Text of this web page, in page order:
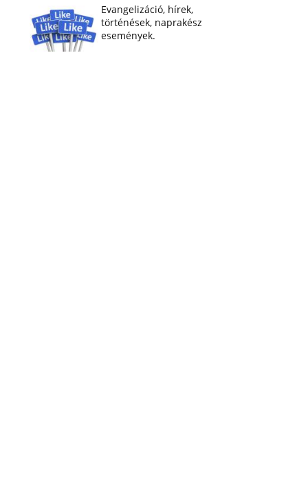
Evangelizáció, hírek,
történések, naprakész
események.